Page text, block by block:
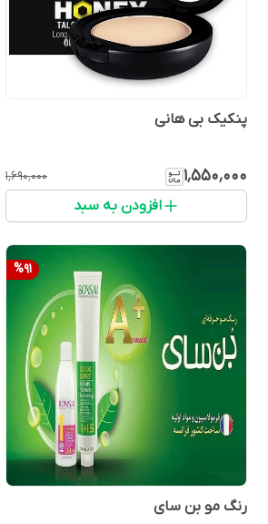
پنکیک بی هانی
۱٬۵۵۰٬۰۰۰ ۱٬۶۹۰٬۰۰۰
افزودن به سبد
%91
رنگ مو بن سای